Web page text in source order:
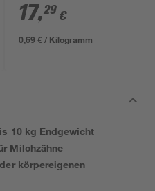
17,29 €
0,69 € / Kilogramm
10 kg Endgewicht
Milchzähne
körpereigenen